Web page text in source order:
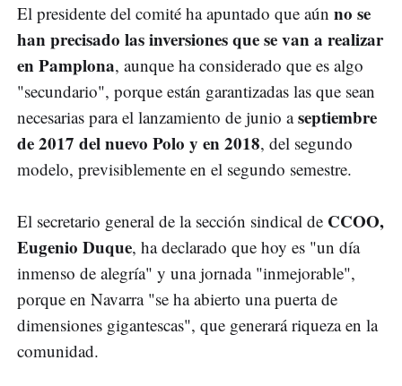
El presidente del comité ha apuntado que aún no se
han precisado las inversiones que se van a realizar
en Pamplona, aunque ha considerado que es algo
"secundario", porque están garantizadas las que sean
necesarias para el lanzamiento de junio aseptiembre
de 2017 del nuevo Polo y en 2018, del segundo
modelo, previsiblemente en el segundo semestre.
El secretario general de la sección sindical de CCOO,
Eugenio Duque, ha declarado que hoy es "un día
inmenso de alegría" y una jornada "inmejorable",
porque en Navarra "se ha abierto una puerta de
dimensiones gigantescas", que generará riqueza en la
comunidad.